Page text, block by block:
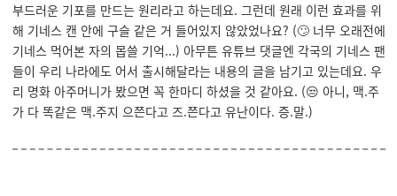
부드러운 기포를 만드는 원리라고 하는데요. 그런데 원래 이런 효과를 위
해 기네스 캔 안에 구슬 같은 거 들어있지 않았었나요? (🙄 너무 오래전에
기네스 먹어본 자의 몹쓸 기억...) 아무튼 유튜브 댓글엔 각국의 기네스 팬
들이 우리 나라에도 어서 출시해달라는 내용의 글을 남기고 있는데요. 우
리 명화 아주머니가 봤으면 꼭 한마디 하셨을 것 같아요. (😒 아니, 맥.주
가 다 똑같은 맥.주지 으쯘다고 즈.쯘다고 유난이다. 증.말.)